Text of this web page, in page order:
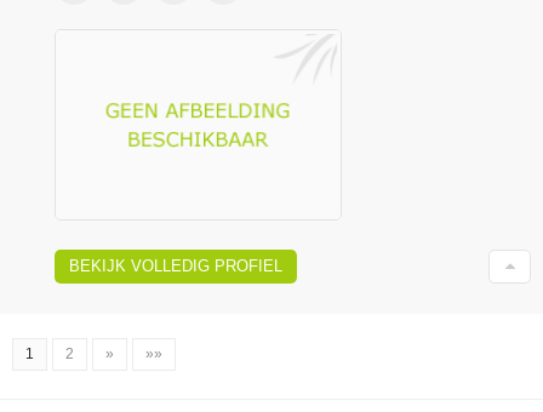
BEKIJK VOLLEDIG PROFIEL
1 2 » »»